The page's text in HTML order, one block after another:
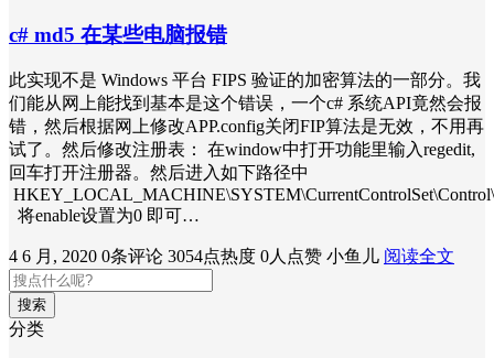
c# md5 在某些电脑报错
此实现不是 Windows 平台 FIPS 验证的加密算法的一部分。我
们能从网上能找到基本是这个错误，一个c# 系统API竟然会报
错，然后根据网上修改APP.config关闭FIP算法是无效，不用再
试了。然后修改注册表： 在window中打开功能里输入regedit,
回车打开注册器。然后进入如下路径中
将enable设置为0 即可…
4 6 月, 2020 0条评论 3054点热度 0人点赞 小鱼儿 阅读全文
搜索
分类